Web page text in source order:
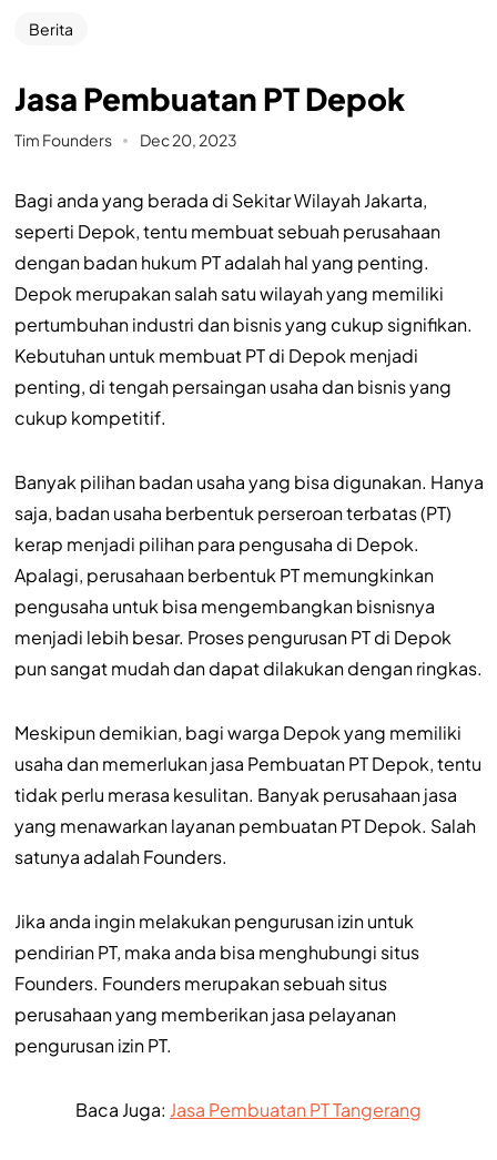
Berita
Jasa Pembuatan PT Depok
Tim Founders Dec 20, 2023
Bagi anda yang berada di Sekitar Wilayah Jakarta,
seperti Depok, tentu membuat sebuah perusahaan
dengan badan hukum PT adalah hal yang penting.
Depok merupakan salah satu wilayah yang memiliki
pertumbuhan industri dan bisnis yang cukup signifikan.
Kebutuhan untuk membuat PT di Depok menjadi
penting, di tengah persaingan usaha dan bisnis yang
cukup kompetitif.
Banyak pilihan badan usaha yang bisa digunakan. Hanya
saja, badan usaha berbentuk perseroan terbatas (PT)
kerap menjadi pilihan para pengusaha di Depok.
Apalagi, perusahaan berbentuk PT memungkinkan
pengusaha untuk bisa mengembangkan bisnisnya
menjadi lebih besar. Proses pengurusan PT di Depok
pun sangat mudah dan dapat dilakukan dengan ringkas.
Meskipun demikian, bagi warga Depok yang memiliki
usaha dan memerlukan jasa Pembuatan PT Depok, tentu
tidak perlu merasa kesulitan. Banyak perusahaan jasa
yang menawarkan layanan pembuatan PT Depok. Salah
satunya adalah Founders.
Jika anda ingin melakukan pengurusan izin untuk
pendirian PT, maka anda bisa menghubungi situs
Founders. Founders merupakan sebuah situs
perusahaan yang memberikan jasa pelayanan
pengurusan izin PT.
Baca Juga: Jasa Pembuatan PT Tangerang